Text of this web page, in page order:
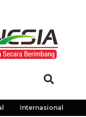
Internasional